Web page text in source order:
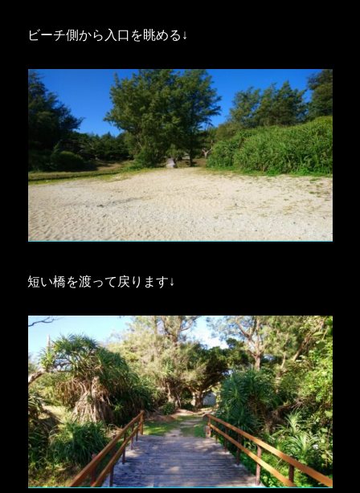
ビーチ側から入口を眺める↓
短い橋を渡って戻ります↓